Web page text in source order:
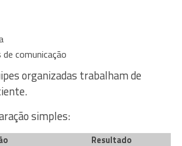
comunicação
organizadas trabalham de
simples:
Resultado